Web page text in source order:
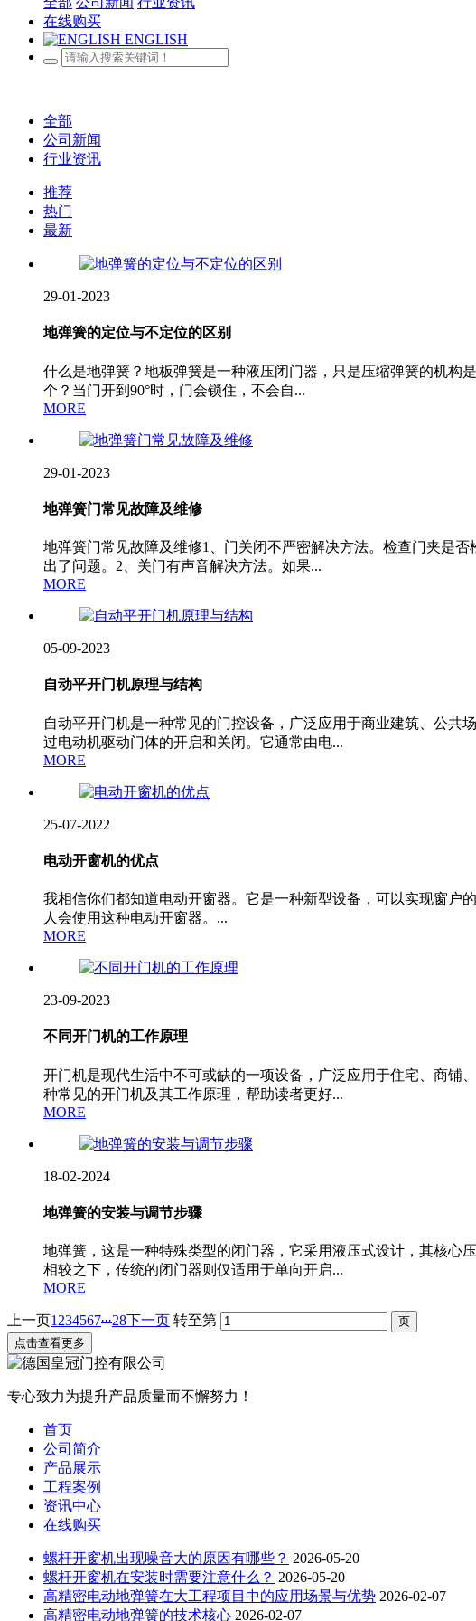
在线购买
ENGLISH
全部
公司新闻
行业资讯
推荐
热门
最新
29-01-2023
地弹簧的定位与不定位的区别
什么是地弹簧？地板弹簧是一种液压闭门器，只是压缩弹簧的机构
个？当门开到90°时，门会锁住，不会自...
MORE
29-01-2023
地弹簧门常见故障及维修
地弹簧门常见故障及维修1、门关闭不严密解决方法。检查门夹是
出了问题。2、关门有声音解决方法。如果...
MORE
05-09-2023
自动平开门机原理与结构
自动平开门机是一种常见的门控设备，广泛应用于商业建筑、公共
过电动机驱动门体的开启和关闭。它通常由电...
MORE
25-07-2022
电动开窗机的优点
我相信你们都知道电动开窗器。它是一种新型设备，可以实现窗户
人会使用这种电动开窗器。...
MORE
23-09-2023
不同开门机的工作原理
开门机是现代生活中不可或缺的一项设备，广泛应用于住宅、商铺
种常见的开门机及其工作原理，帮助读者更好...
MORE
18-02-2024
地弹簧的安装与调节步骤
地弹簧，这是一种特殊类型的闭门器，它采用液压式设计，其核心
相较之下，传统的闭门器则仅适用于单向开启...
MORE
上一页1 234567...28下一页 转至第
点击查看更多
专心致力为提升产品质量而不懈努力！
首页
公司简介
产品展示
工程案例
资讯中心
在线购买
螺杆开窗机出现噪音大的原因有哪些？ 2026-05-20
螺杆开窗机在安装时需要注意什么？ 2026-05-20
高精密电动地弹簧在大工程项目中的应用场景与优势 2026-02-07
高精密电动地弹簧的技术核心 2026-02-07